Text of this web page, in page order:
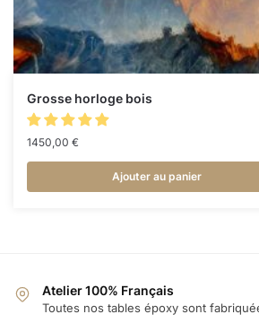
Grosse horloge bois
1450,00 €
Ajouter au panier
Atelier 100% Français
Toutes nos tables époxy sont